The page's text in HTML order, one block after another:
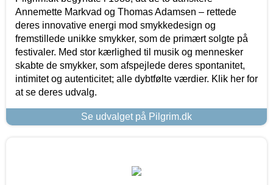
Annemette Markvad og Thomas Adamsen – rettede
deres innovative energi mod smykkedesign og
fremstillede unikke smykker, som de primært solgte på
festivaler. Med stor kærlighed til musik og mennesker
skabte de smykker, som afspejlede deres spontanitet,
intimitet og autenticitet; alle dybtfølte værdier. Klik her for
at se deres udvalg.
Se udvalget på Pilgrim.dk